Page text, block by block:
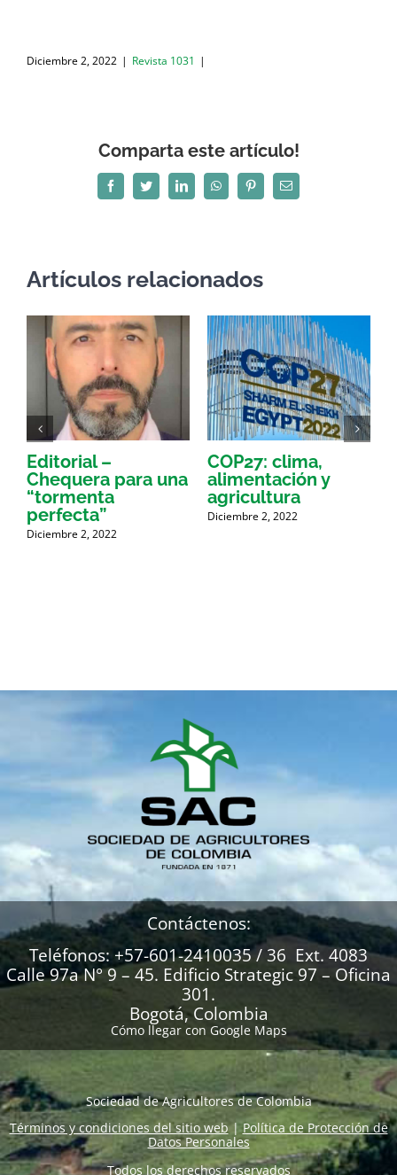
Diciembre 2, 2022 | Revista 1031 |
Comparta este artículo!
FacebookTwitterLinkedInWhatsAppPinterestCorreo
electrónico
Artículos relacionados
Editorial –
Chequera para una
“tormenta
perfecta”
Diciembre 2, 2022
COP27: clima,
alimentación y
agricultura
Diciembre 2, 2022
Contáctenos:
Teléfonos: +57-601-2410035 / 36 Ext. 4083
Calle 97a N° 9 – 45. Edificio Strategic 97 – Oficina
301.
Bogotá, Colombia
Cómo llegar con Google Maps
Sociedad de Agricultores de Colombia
Términos y condiciones del sitio web|Política de Protección de
Datos Personales
Todos los derechos reservados